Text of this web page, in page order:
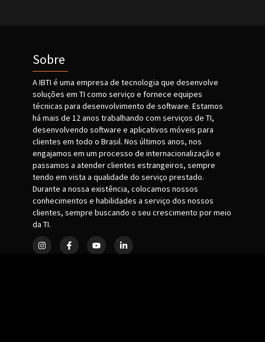
Sobre
A IBTI é uma empresa de tecnologia que desenvolve
soluções em TI como serviço e fornece equipes
técnicas para desenvolvimento de software. Estamos
há mais de 12 anos trabalhando com serviços de TI,
desenvolvendo software e aplicativos móveis para
clientes em todo o Brasil. Nos últimos anos, nos
engajamos em um processo de internacionalização e
passamos a atender clientes estrangeiros, sempre
tendo em vista a qualidade do serviço prestado.
Durante a nossa existência, colocamos nossos
conhecimentos e habilidades a serviço dos nossos
clientes, sempre buscando o seu crescimento por meio
da TI.